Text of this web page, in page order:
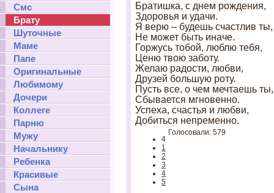
Смс
Брату
Шуточные
Маме
Папе
Оригинальные
Любимому
Дочери
Коллеге
Парню
Мужу
Начальнику
Ребенка
Красивые
Сына
Братишка, с днем рождения,
Здоровья и удачи.
Я верю – будешь счастлив ты,
Не может быть иначе.
Горжусь тобой, люблю тебя,
Ценю твою заботу.
Желаю радости, любви,
Друзей большую роту.
Пусть все, о чем мечтаешь ты,
Сбывается мгновенно.
Успеха, счастья и любви,
Добиться непременно.
4
1
2
3
4
5
Голосовали: 579